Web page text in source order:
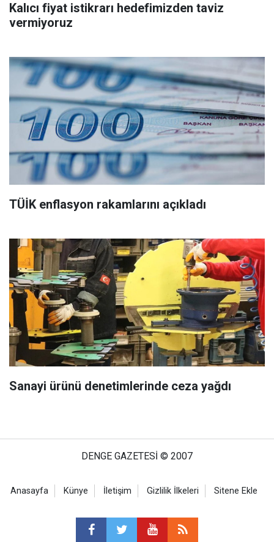
Kalıcı fiyat istikrarı hedefimizden taviz
vermiyoruz
TÜİK enflasyon rakamlarını açıkladı
Sanayi ürünü denetimlerinde ceza yağdı
DENGE GAZETESİ © 2007
Anasayfa Künye İletişim Gizlilik İlkeleri Sitene Ekle